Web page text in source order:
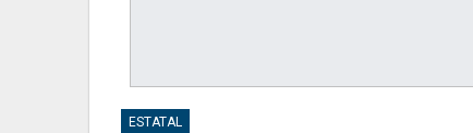
ESTATAL